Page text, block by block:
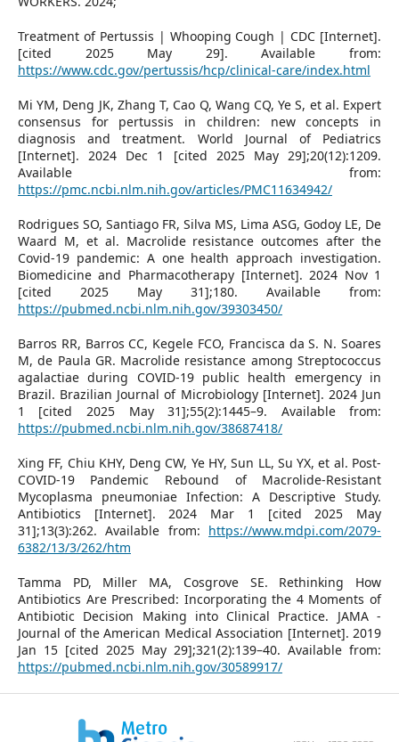
Treatment of Pertussis | Whooping Cough | CDC [Internet].
[cited 2025 May 29]. Available from:
https://www.cdc.gov/pertussis/hcp/clinical-care/index.html
Mi YM, Deng JK, Zhang T, Cao Q, Wang CQ, Ye S, et al. Expert
consensus for pertussis in children: new concepts in
diagnosis and treatment. World Journal of Pediatrics
[Internet]. 2024 Dec 1 [cited 2025 May 29];20(12):1209.
Available from:
https://pmc.ncbi.nlm.nih.gov/articles/PMC11634942/
Rodrigues SO, Santiago FR, Silva MS, Lima ASG, Godoy LE, De
Waard M, et al. Macrolide resistance outcomes after the
Covid-19 pandemic: A one health approach investigation.
Biomedicine and Pharmacotherapy [Internet]. 2024 Nov 1
[cited 2025 May 31];180. Available from:
https://pubmed.ncbi.nlm.nih.gov/39303450/
Barros RR, Barros CC, Kegele FCO, Francisca da S. N. Soares
M, de Paula GR. Macrolide resistance among Streptococcus
agalactiae during COVID-19 public health emergency in
Brazil. Brazilian Journal of Microbiology [Internet]. 2024 Jun
1 [cited 2025 May 31];55(2):1445–9. Available from:
https://pubmed.ncbi.nlm.nih.gov/38687418/
Xing FF, Chiu KHY, Deng CW, Ye HY, Sun LL, Su YX, et al. Post-
COVID-19 Pandemic Rebound of Macrolide-Resistant
Mycoplasma pneumoniae Infection: A Descriptive Study.
Antibiotics [Internet]. 2024 Mar 1 [cited 2025 May
31];13(3):262. Available from: https://www.mdpi.com/2079-
6382/13/3/262/htm
Tamma PD, Miller MA, Cosgrove SE. Rethinking How
Antibiotics Are Prescribed: Incorporating the 4 Moments of
Antibiotic Decision Making into Clinical Practice. JAMA -
Journal of the American Medical Association [Internet]. 2019
Jan 15 [cited 2025 May 29];321(2):139–40. Available from:
https://pubmed.ncbi.nlm.nih.gov/30589917/